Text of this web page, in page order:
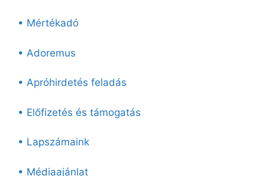
• Mértékadó
• Adoremus
• Apróhirdetés feladás
• Előfizetés és támogatás
• Lapszámaink
• Médiaajánlat